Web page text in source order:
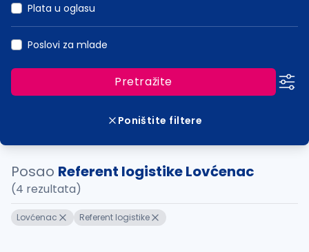
Plata u oglasu
Poslovi za mlade
Pretražite
Poništite filtere
Posao Referent logistike Lovćenac
(4 rezultata)
Lovćenac Referent logistike